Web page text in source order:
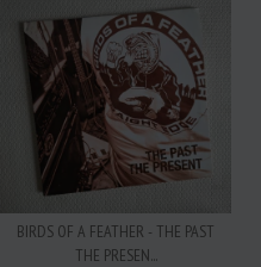
BIRDS OF A FEATHER - THE PAST
THE PRESEN...